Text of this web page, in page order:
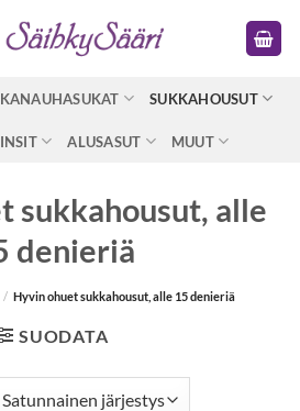
SUKKAHOUSUT
ALUSASUT MUUT
sukkahousut, alle
denieriä
/ Hyvin ohuet sukkahousut, alle 15 denieriä
SUODATA